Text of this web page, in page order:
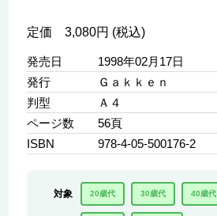
定価 3,080円 (税込)
発売日
1998年02月17日
発行
Ｇａｋｋｅｎ
判型
Ａ４
ページ数
56頁
ISBN
978-4-05-500176-2
対象 20歳代 30歳代 40歳代